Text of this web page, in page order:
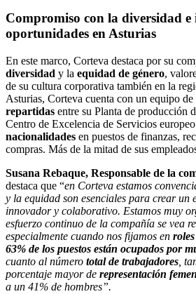
Compromiso con la diversidad e
oportunidades en Asturias
En este marco, Corteva destaca por su
diversidad y la equidad de género,
de su cultura corporativa también en la
Asturias, Corteva cuenta con un equipo de
repartidas entre su Planta de producción
Centro de Excelencia de Servicios
nacionalidades en puestos de finanzas,
compras. Más de la mitad de sus
Susana Rebaque, Responsable de la
destaca que “en Corteva estamos
y la equidad son esenciales para crear un
innovador y colaborativo. Estamos muy
esfuerzo continuo de la compañía se vea
especialmente cuando nos fijamos en
63% de los puestos están ocupados por
cuanto al número total de trabajadores ,
porcentaje mayor de representación
a un 41% de hombres”.